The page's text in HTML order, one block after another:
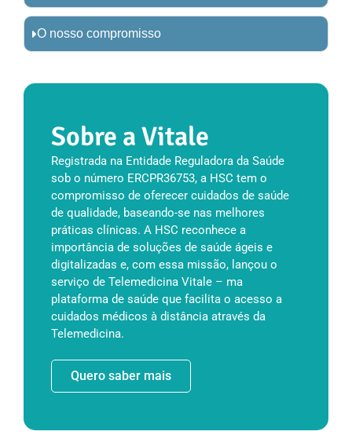
O nosso compromisso
Sobre a Vitale
Registrada na Entidade Reguladora da Saúde
sob o número ERCPR36753, a HSC tem o
compromisso de oferecer cuidados de saúde
de qualidade, baseando-se nas melhores
práticas clínicas. A HSC reconhece a
importância de soluções de saúde ágeis e
digitalizadas e, com essa missão, lançou o
serviço de Telemedicina Vitale – ma
plataforma de saúde que facilita o acesso a
cuidados médicos à distância através da
Telemedicina.
Quero saber mais